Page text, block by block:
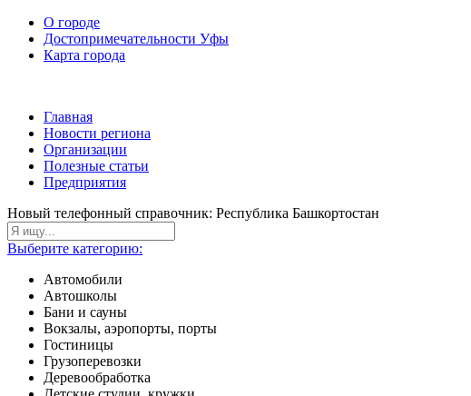
О городе
Достопримечательности Уфы
Карта города
Главная
Новости региона
Организации
Полезные статьи
Предприятия
Новый телефонный справочник: Республика Башкортостан
Выберите категорию:
Автомобили
Автошколы
Бани и сауны
Вокзалы, аэропорты, порты
Гостиницы
Грузоперевозки
Деревообработка